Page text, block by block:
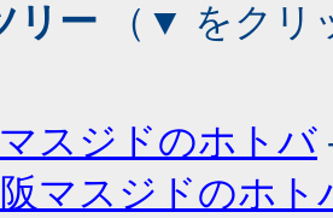
リー （▼ をクリ
スジドのホトバ
マスジドのホト